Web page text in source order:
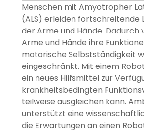
Menschen mit Amyotropher
(ALS) erleiden fortschreitende
der Arme und Hände. Dadurch
Arme und Hände ihre
motorische Selbstständigkeit
eingeschränkt. Mit einem
ein neues Hilfsmittel zur
krankheitsbedingten
teilweise ausgleichen kann.
unterstützt eine
die Erwartungen an einen